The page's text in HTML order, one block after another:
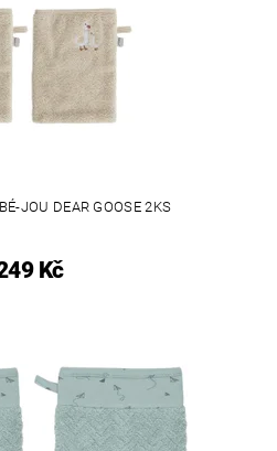
JOU DEAR GOOSE 2KS
Kč